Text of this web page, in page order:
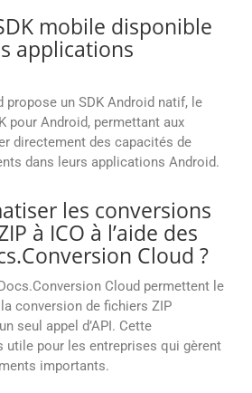
mobile disponible
applications
propose un SDK Android natif, le
pour Android, permettant aux
directement des capacités de
dans leurs applications Android.
les conversions
à ICO à l’aide des
Cloud ?
Cloud permettent le
conversion de fichiers ZIP
seul appel d’API. Cette
pour les entreprises qui gèrent
importants.